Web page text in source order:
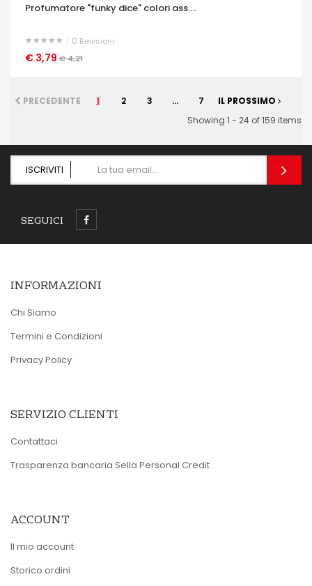
Profumatore "funky dice" colori ass....
0 Revisioni
€ 3,79 € 4,21
OCCHIATA VELOCE
PRECEDENTE 1 2 3 ... 7
IL PROSSIMO
Showing 1 - 24 of 159 items
ISCRIVITI
SEGUICI
INFORMAZIONI
Chi Siamo
Termini e Condizioni
Privacy Policy
SERVIZIO CLIENTI
Contattaci
Trasparenza bancaria Sella Personal Credit
ACCOUNT
Il mio account
Storico ordini